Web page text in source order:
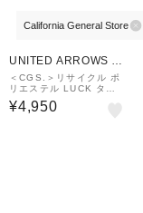
California General Store
UNITED ARROWS O
UTLET
＜CGS.＞リサイクル ポ
リエステル LUCK タン
クトップ 吸水速乾 UV軽
減
¥4,950